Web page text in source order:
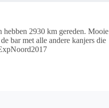
hebben 2930 km gereden. Mooie
bar met alle andere kanjers die